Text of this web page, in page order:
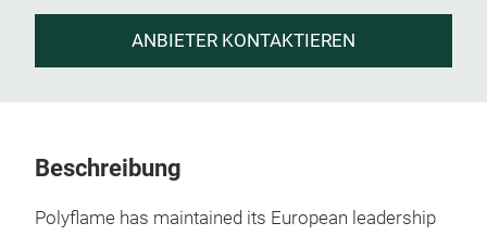
ANBIETER KONTAKTIEREN
Beschreibung
Polyflame has maintained its European leadership